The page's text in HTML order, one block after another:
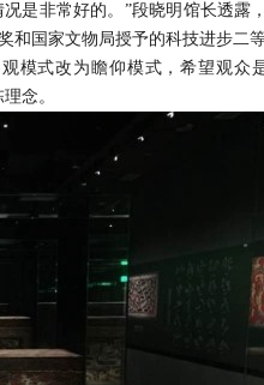
非常好的。”段晓明馆长透露
国家文物局授予的科技进步二等
式改为瞻仰模式，希望观众
念。